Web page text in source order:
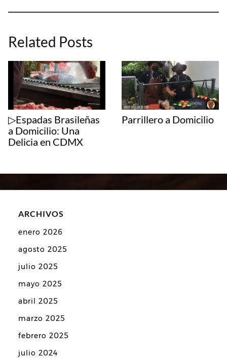
Related Posts
▷Espadas Brasileñas
a Domicilio: Una
Delicia en CDMX
Parrillero a Domicilio
ARCHIVOS
enero 2026
agosto 2025
julio 2025
mayo 2025
abril 2025
marzo 2025
febrero 2025
julio 2024